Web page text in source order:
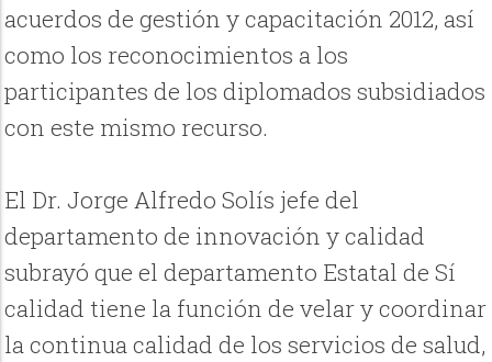
acuerdos de gestión y capacitación 2012, así
como los reconocimientos a los
participantes de los diplomados subsidiados
con este mismo recurso.
El Dr. Jorge Alfredo Solís jefe del
departamento de innovación y calidad
subrayó que el departamento Estatal de Sí
calidad tiene la función de velar y coordinar
la continua calidad de los servicios de salud,